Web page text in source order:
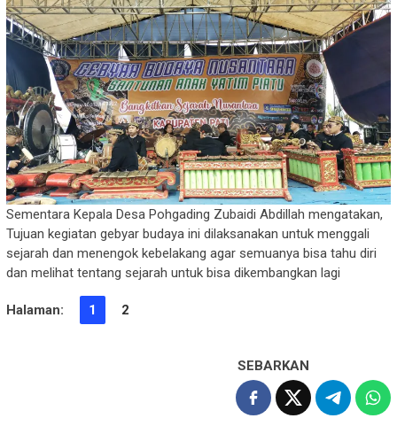
Sementara Kepala Desa Pohgading Zubaidi Abdillah mengatakan,
Tujuan kegiatan gebyar budaya ini dilaksanakan untuk menggali
sejarah dan menengok kebelakang agar semuanya bisa tahu diri
dan melihat tentang sejarah untuk bisa dikembangkan lagi
Halaman: 1 2
SEBARKAN